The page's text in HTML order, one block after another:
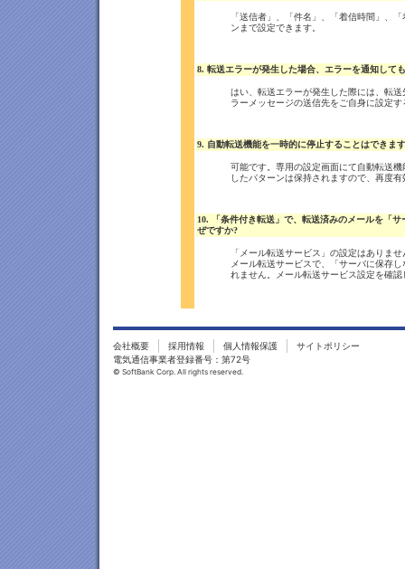
「送信者」、「件名」、「着信時間」、
ンまで設定できます。
8. 転送エラーが発生した場合、エラーを通知して
はい、転送エラーが発生した際には、転
ラーメッセージの送信先をご自身に設定
9. 自動転送機能を一時的に停止することはできま
可能です。専用の設定画面にて自動転送
したパターンは保持されますので、再度
10. 「条件付き転送」で、転送済みのメールを「
ぜですか?
「メール転送サービス」の設定はありませ
メール転送サービスで、「サーバに保存
れません。メール転送サービス設定を確
会社概要 採用情報 個人情報保護
サイトポリシー
電気通信事業者登録番号：第72号
© SoftBank Corp. All rights reserved.